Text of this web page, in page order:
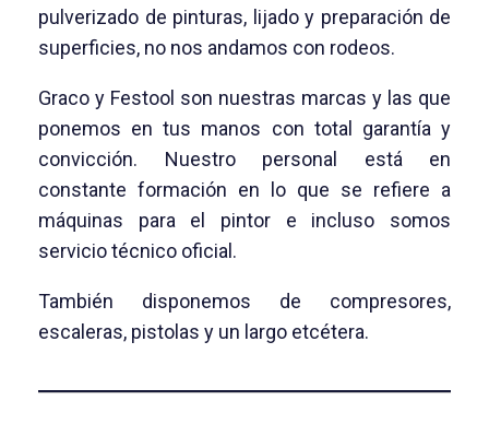
pulverizado de pinturas, lijado y preparación de
superficies, no nos andamos con rodeos.
Graco y Festool son nuestras marcas y las que
ponemos en tus manos con total garantía y
convicción. Nuestro personal está en
constante formación en lo que se refiere a
máquinas para el pintor e incluso somos
servicio técnico oficial.
También disponemos de compresores,
escaleras, pistolas y un largo etcétera.